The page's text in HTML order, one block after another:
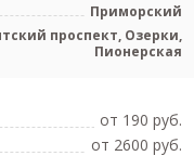
Приморский
проспект, Озерки,
Пионерская
от 190 pуб.
от 2600 pуб.